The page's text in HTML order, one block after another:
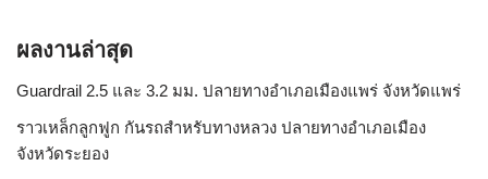
ผลงานล่าสุด
Guardrail 2.5 และ 3.2 มม. ปลายทางอำเภอเมืองแพร่ จังหวัดแพร่
ราวเหล็กลูกฟูก กันรถสําหรับทางหลวง ปลายทางอำเภอเมือง
จังหวัดระยอง